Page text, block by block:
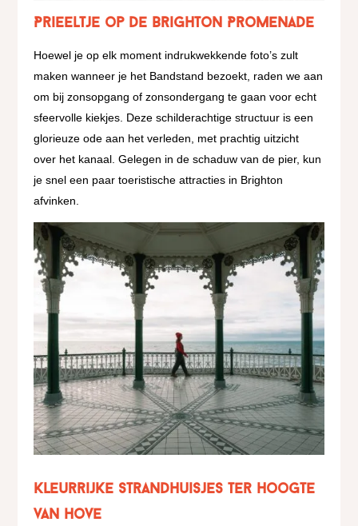
Prieeltje op de Brighton Promenade
Hoewel je op elk moment indrukwekkende foto’s zult
maken wanneer je het Bandstand bezoekt, raden we aan
om bij zonsopgang of zonsondergang te gaan voor echt
sfeervolle kiekjes. Deze schilderachtige structuur is een
glorieuze ode aan het verleden, met prachtig uitzicht
over het kanaal. Gelegen in de schaduw van de pier, kun
je snel een paar toeristische attracties in Brighton
afvinken.
Kleurrijke Strandhuisjes ter hoogte
van Hove